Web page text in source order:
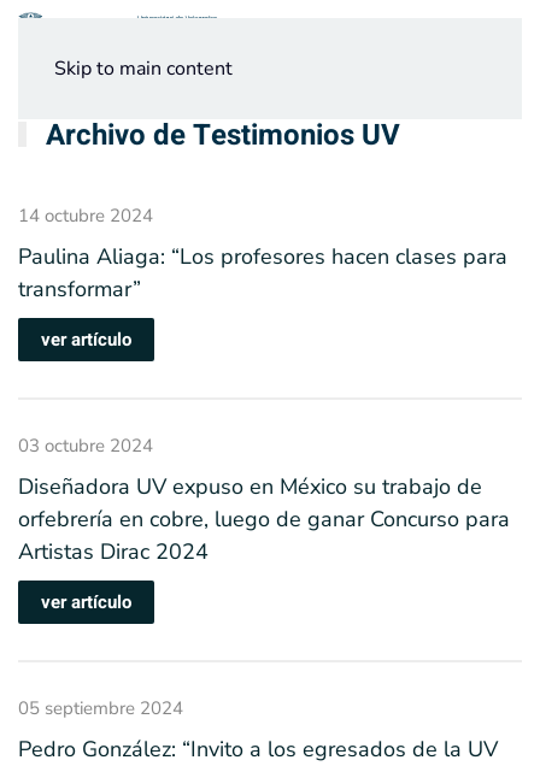
Skip to main content
Archivo de Testimonios UV
14 octubre 2024
Paulina Aliaga: “Los profesores hacen clases para
transformar”
ver artículo
03 octubre 2024
Diseñadora UV expuso en México su trabajo de
orfebrería en cobre, luego de ganar Concurso para
Artistas Dirac 2024
ver artículo
05 septiembre 2024
Pedro González: “Invito a los egresados de la UV